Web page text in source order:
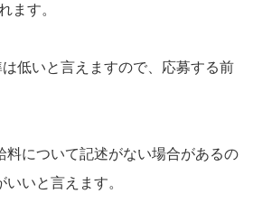
ます。
低いと言えますので、応募する前
料について記述がない場合があるの
いと言えます。